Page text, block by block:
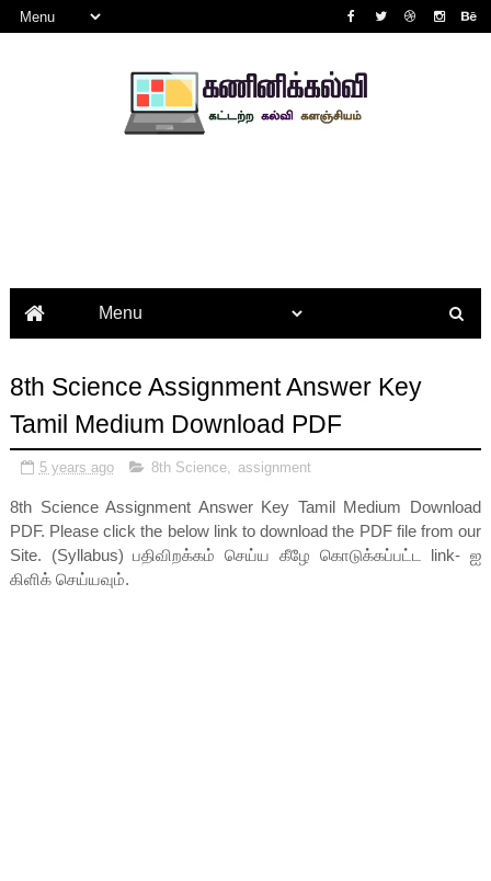
8th Science Assignment Answer Key
Tamil Medium Download PDF
5 years ago 8th Science, assignment
8th Science Assignment Answer Key Tamil Medium Download
PDF. Please click the below link to download the PDF file from our
Site. (Syllabus) பதிவிறக்கம் செய்ய கீழே கொடுக்கப்பட்ட link- ஐ
கிளிக் செய்யவும்.